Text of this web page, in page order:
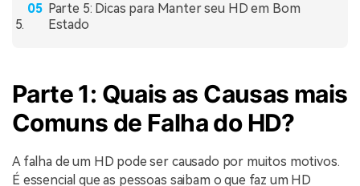
Parte 5: Dicas para Manter seu HD em Bom
Estado
Parte 1: Quais as Causas mais
Comuns de Falha do HD?
A falha de um HD pode ser causado por muitos motivos.
É essencial que as pessoas saibam o que faz um HD